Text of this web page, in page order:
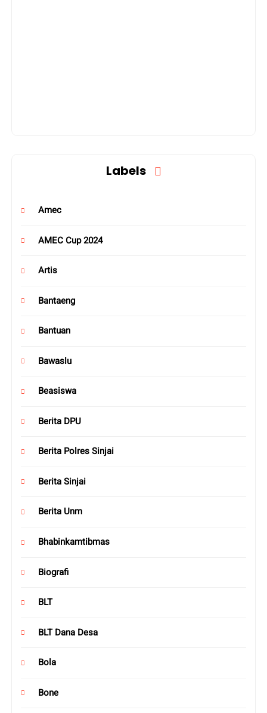
Labels
Amec
AMEC Cup 2024
Artis
Bantaeng
Bantuan
Bawaslu
Beasiswa
Berita DPU
Berita Polres Sinjai
Berita Sinjai
Berita Unm
Bhabinkamtibmas
Biografi
BLT
BLT Dana Desa
Bola
Bone